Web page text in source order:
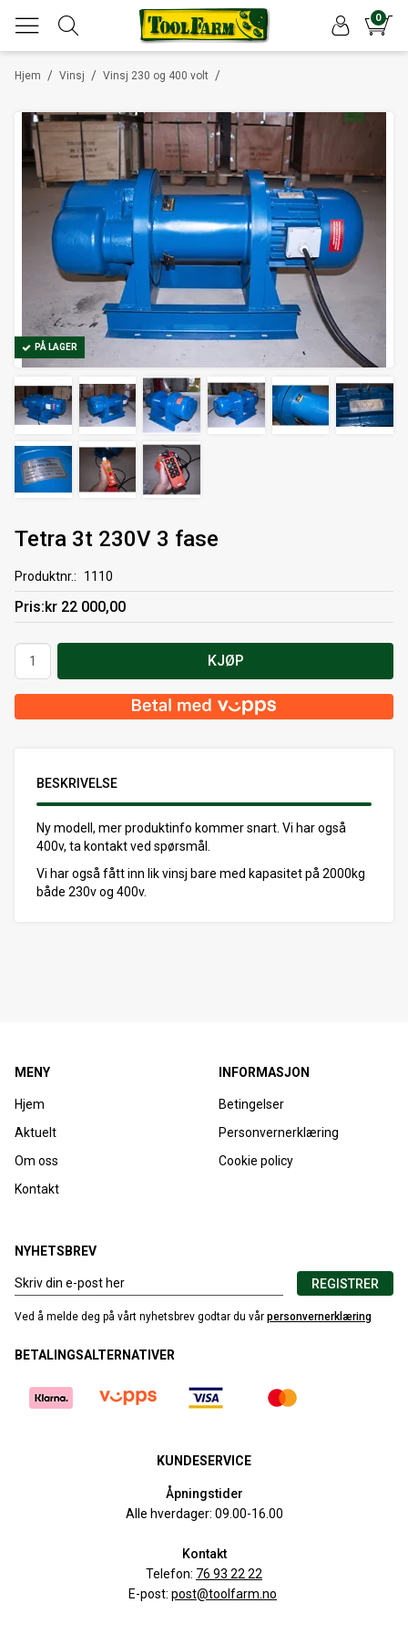
0
/
Hjem /
Vinsj /
Vinsj 230 og 400 volt
PÅ LAGER
Tetra 3t 230V 3 fase
Produktnr. 1110
Pris kr 22 000,00
KJØP
BESKRIVELSE
Ny modell, mer produktinfo kommer snart. Vi har også
400v, ta kontakt ved spørsmål.
Vi har også fått inn lik vinsj bare med kapasitet på 2000kg
både 230v og 400v.
MENY
Hjem
Aktuelt
Om oss
Kontakt
INFORMASJON
Betingelser
Personvernerklæring
Cookie policy
NYHETSBREV
REGISTRER
Ved å melde deg på vårt nyhetsbrev godtar du vår personvernerklæring
BETALINGSALTERNATIVER
KUNDESERVICE
Åpningstider
Alle hverdager: 09.00-16.00
Kontakt
Telefon: 76 93 22 22
E-post: post@toolfarm.no